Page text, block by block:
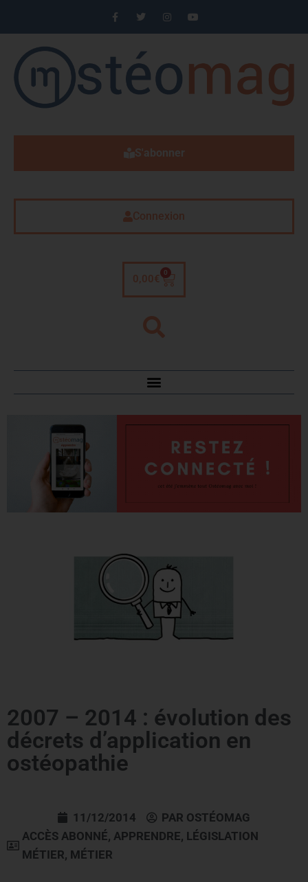
S'abonner
Connexion
0,00 €
0
2007 – 2014 : évolution des
décrets d’application en
ostéopathie
11/12/2014 PAR OSTÉOMAG
ACCÈS ABONNÉ, APPRENDRE, LÉGISLATION
MÉTIER, MÉTIER